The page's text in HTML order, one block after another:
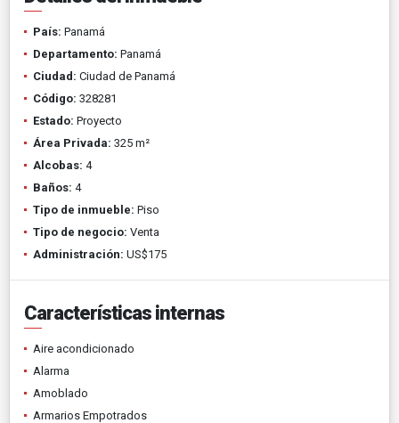
País: Panamá
Departamento: Panamá
Ciudad: Ciudad de Panamá
Código: 328281
Estado: Proyecto
Área Privada: 325 m²
Alcobas: 4
Baños: 4
Tipo de inmueble: Piso
Tipo de negocio: Venta
Administración: US$175
Características internas
Aire acondicionado
Alarma
Amoblado
Armarios Empotrados